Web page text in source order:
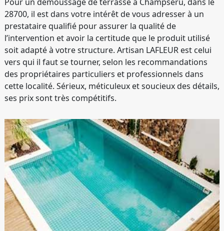
28700, il est dans votre intérêt de vous adresser à un
prestataire qualifié pour assurer la qualité de
l’intervention et avoir la certitude que le produit utilisé
soit adapté à votre structure. Artisan LAFLEUR est celui
vers qui il faut se tourner, selon les recommandations
des propriétaires particuliers et professionnels dans
cette localité. Sérieux, méticuleux et soucieux des détails,
ses prix sont très compétitifs.